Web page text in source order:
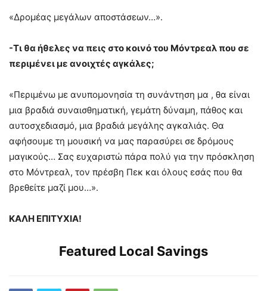
«Δρομέας μεγάλων αποστάσεων…».
-Τι θα ήθελες να πεις στο κοινό του Μόντρεαλ που σε
περιμένει με ανοιχτές αγκάλες;
«Περιμένω με ανυπομονησία τη συνάντηση μα , θα είναι
μια βραδιά συναισθηματική, γεμάτη δύναμη, πάθος και
αυτοσχεδιασμό, μια βραδιά μεγάλης αγκαλιάς. Θα
αφήσουμε τη μουσική να μας παρασύρει σε δρόμους
μαγικούς… Σας ευχαριστώ πάρα πολύ για την πρόσκληση
στο Μόντρεαλ, τον πρέσβη Πεκ και όλους εσάς που θα
βρεθείτε μαζί μου…».
ΚΑΛΗ ΕΠΙΤΥΧΙΑ!
Featured Local Savings